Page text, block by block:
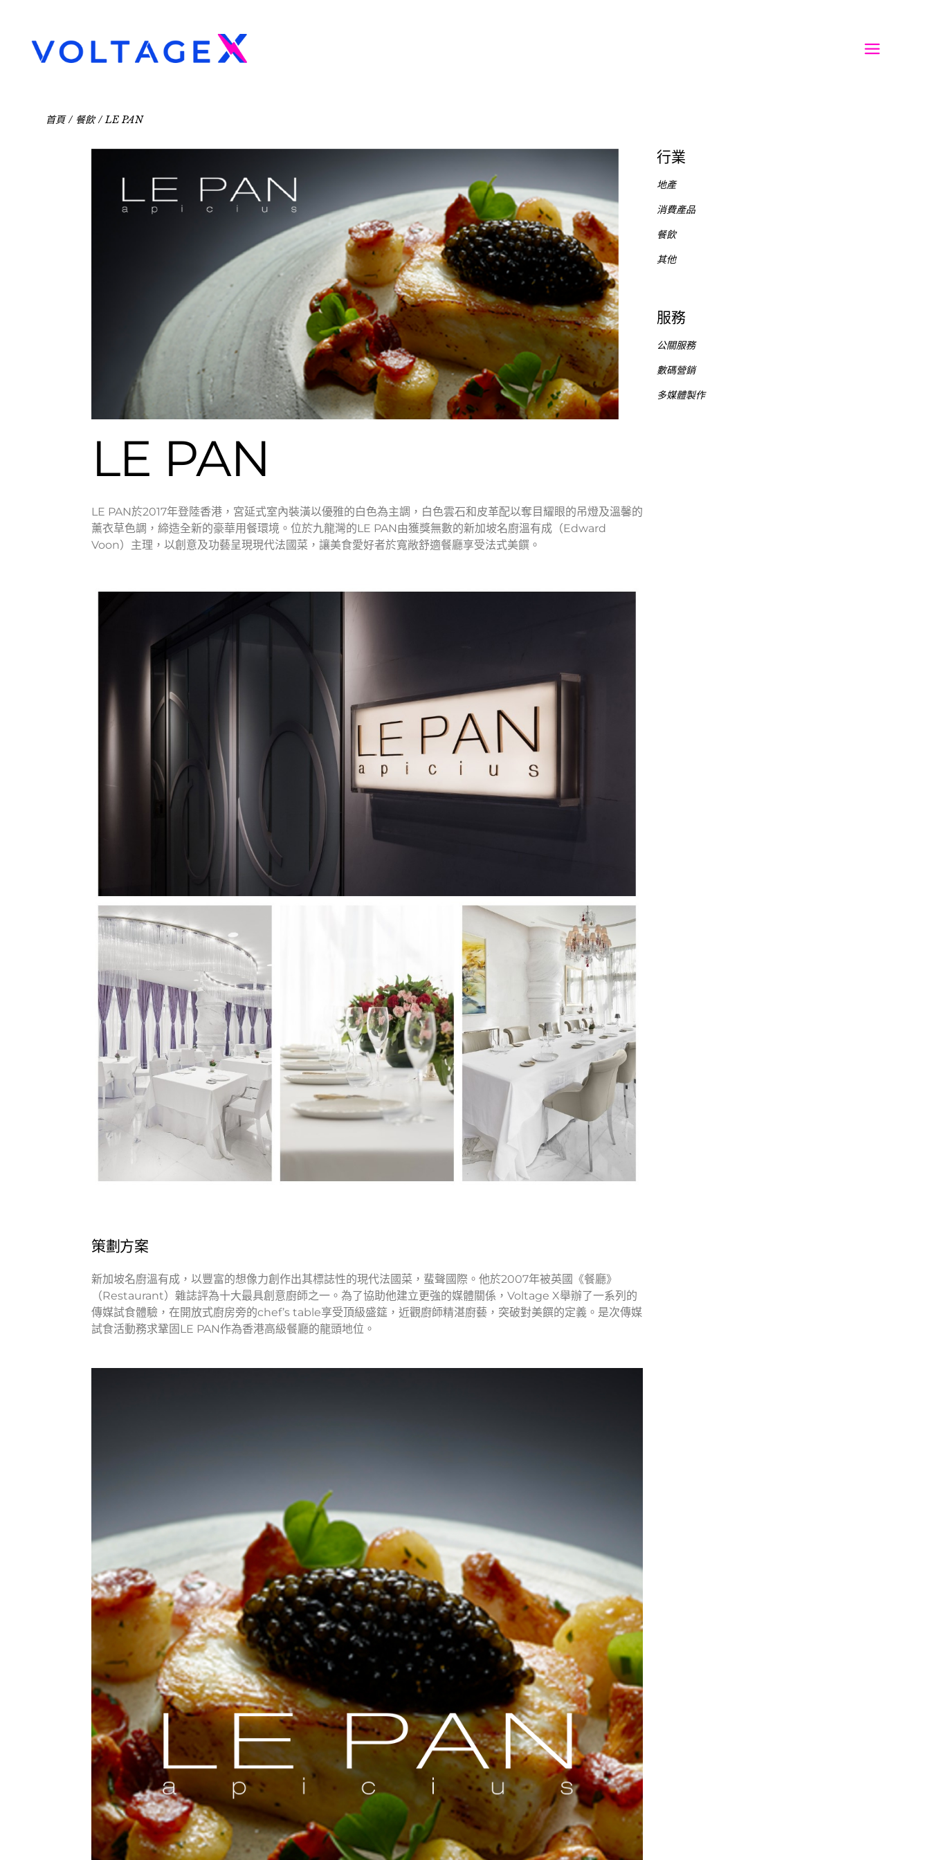
首頁 餐飲 LE PAN
LE PAN
LE PAN於2017年登陸香港，宮延式室內裝潢以優雅的白色為主調，白色雲石和皮革配以奪目耀眼的吊燈及溫馨的
薰衣草色調，締造全新的豪華用餐環境。位於九龍灣的LE PAN由獲獎無數的新加坡名廚溫有成（Edward
Voon）主理，以創意及功藝呈現現代法國菜，讓美食愛好者於寬敞舒適餐廳享受法式美饌。
策劃方案
新加坡名廚溫有成，以豐富的想像力創作出其標誌性的現代法國菜，蜚聲國際。他於2007年被英國《餐廳》
（Restaurant）雜誌評為十大最具創意廚師之一。為了協助他建立更強的媒體關係，Voltage X舉辦了一系列的
傳媒試食體驗，在開放式廚房旁的chef’s table享受頂級盛筵，近觀廚師精湛廚藝，突破對美饌的定義。是次傳媒
試食活動務求鞏固LE PAN作為香港高級餐廳的龍頭地位。
行業
地產
消費產品
餐飲
其他
服務
公關服務
數碼營銷
多媒體製作